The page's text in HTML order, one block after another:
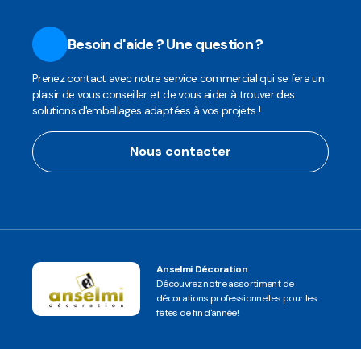
Besoin d'aide ? Une question ?
Prenez contact avec notre service commercial qui se fera un
plaisir de vous conseiller et de vous aider à trouver des
solutions d'emballages adaptées à vos projets !
Nous contacter
Anselmi Décoration
Découvrez notre assortiment de
décorations professionnelles pour les
fêtes de fin d'année!